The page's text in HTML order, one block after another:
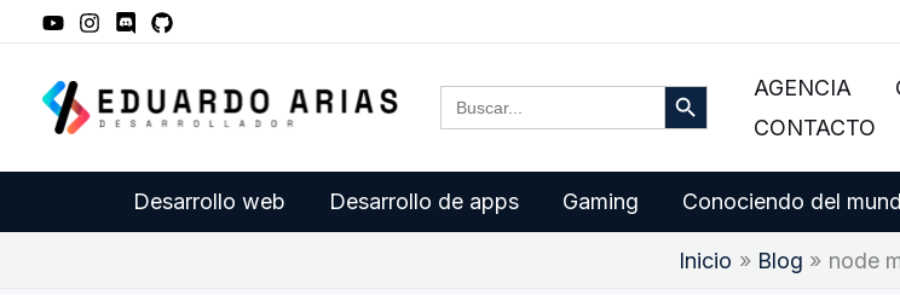
contenido
Buscar: Botón de búsquedaAGENCIA
CONTACTO
Desarrollo web Desarrollo de apps Gaming Conociendo del
Inicio Blog node